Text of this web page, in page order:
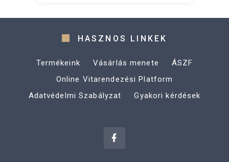
HASZNOS LINKEK
Termékeink Vásárlás menete
ÁSZF
Online Vitarendezési Platform
Adatvédelmi Szabályzat
Gyakori kérdések